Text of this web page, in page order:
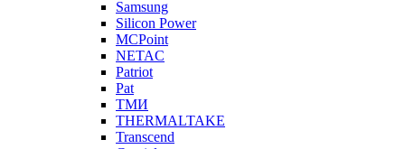
Samsung
Silicon Power
MCPoint
NETAC
Patriot
Pat
ТМИ
THERMALTAKE
Transcend